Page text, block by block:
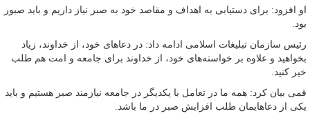
او افزود: برای دستیابی به اهداف و مقاصد خود به صبر نیاز داریم و باید صبور
بود.
رئیس سازمان تبلیغات اسلامی ادامه داد: در دعاهای خود، از خداوند، زیاد
بخواهید و علاوه بر خواسته‌های خود، از خداوند برای جامعه و امت هم طلب
خیر کنید.
قمی بیان کرد: همه ما در تعامل با یکدیگر در جامعه نیازمند صبر هستیم و باید
یکی از دعاهایمان طلب افزایش صبر در ما باشد.